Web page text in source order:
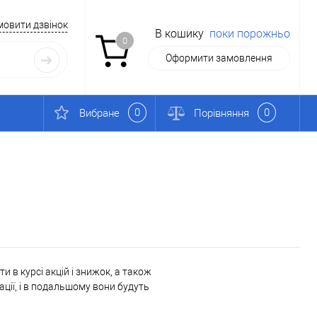
дзвінок
0
В кошику поки порожньо
Оформити замовлення
Вибране 0 Порівняння 0
в курсі акцій і знижок, а також
і в подальшому вони будуть